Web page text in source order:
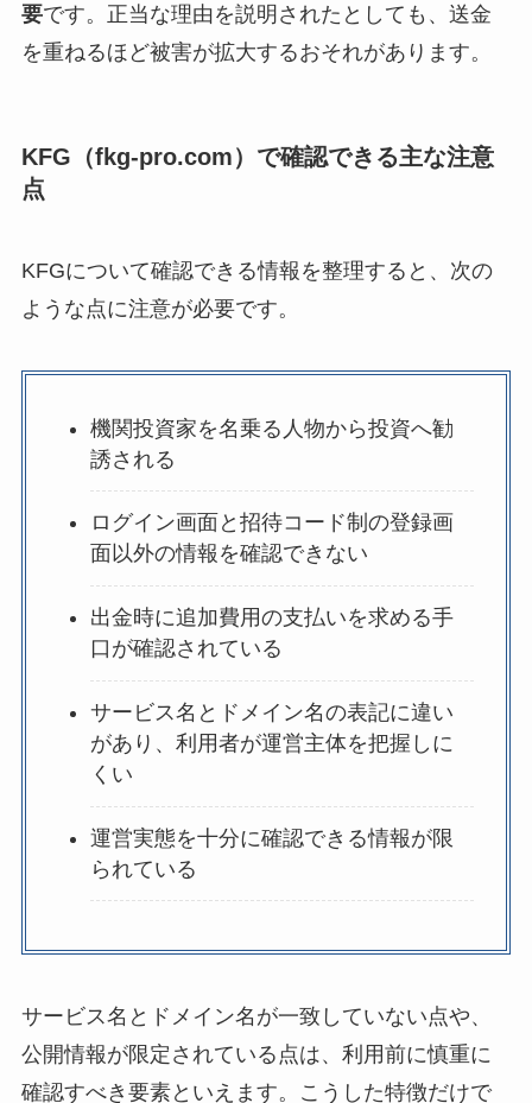
要です。正当な理由を説明されたとしても、送金
を重ねるほど被害が拡大するおそれがあります。
KFG（fkg-pro.com）で確認できる主な注意
点
KFGについて確認できる情報を整理すると、次の
ような点に注意が必要です。
機関投資家を名乗る人物から投資へ勧
誘される
ログイン画面と招待コード制の登録画
面以外の情報を確認できない
出金時に追加費用の支払いを求める手
口が確認されている
サービス名とドメイン名の表記に違い
があり、利用者が運営主体を把握しに
くい
運営実態を十分に確認できる情報が限
られている
サービス名とドメイン名が一致していない点や、
公開情報が限定されている点は、利用前に慎重に
確認すべき要素といえます。こうした特徴だけで